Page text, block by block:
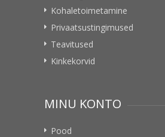
Kohaletoimetamine
Privaatsustingimused
Teavitused
Kinkekorvid
MINU KONTO
Pood